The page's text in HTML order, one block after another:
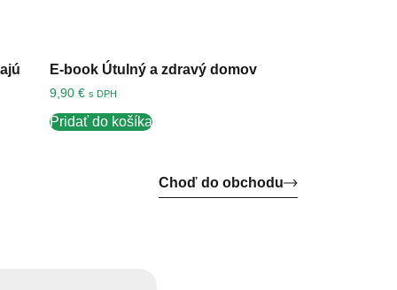
E-book Útulný a zdravý domov
9,90 € s DPH
Pridať do košíka
Choď do obchodu